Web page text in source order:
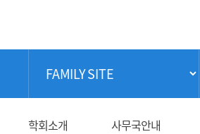
학회소개 사무국안내